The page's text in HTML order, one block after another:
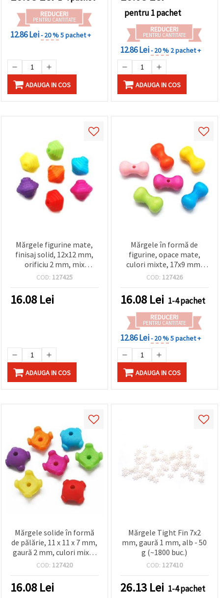
REDUCERI
PENTRU CANTITATE
12.86 Lei- 20 %5 pachet +
ADAUGA IN COS
pentru 1 pachet
REDUCERI
PENTRU CANTITATE
12.86 Lei- 20 % 2 pachet +
ADAUGA IN COS
Mărgele figurine mate,
finisaj solid, 12x12 mm,
orificiu 2 mm, mix
asortat, 50 g (~66 buc.)
COD: 127425
16.08 Lei
ADAUGA IN COS
Mărgele în formă de
figurine, opace mate,
culori mixte, 17x9 mm,
gaură 2 mm, 50 g (~60
handmade, brățări, coliere
și decorațiuni
COD: 127426
16.08 Lei 1-4 pachet
REDUCERI
PENTRU CANTITATE
12.86 Lei- 20 %5 pachet +
ADAUGA IN COS
Mărgele solide în formă
de pălărie, 11 x 11 x 7 mm,
gaură 2 mm, culori mixte
– 50 g (~160 buc.), pentru
coliere și cercei
COD: 127420
16.08 Lei
Mărgele Tight Fin 7x2
mm, gaură 1 mm, alb - 50
g (~1800 buc.)
COD: 127410
26.13 Lei 1-4 pachet